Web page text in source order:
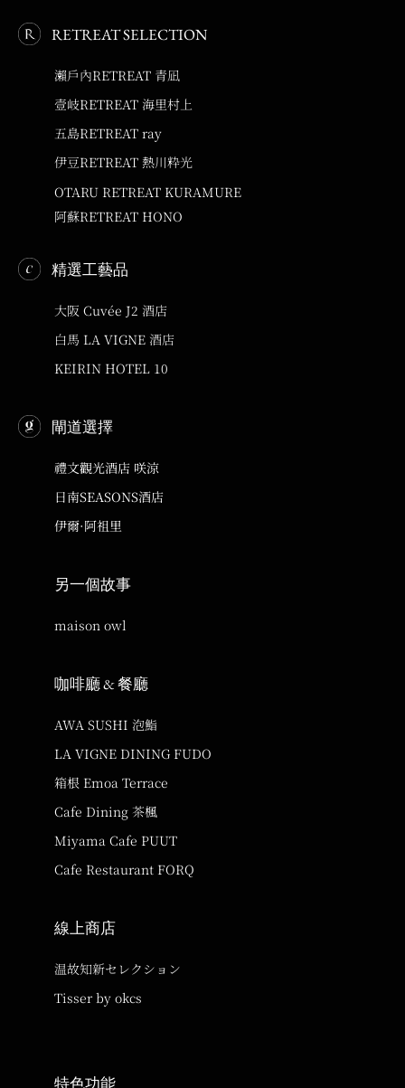
RETREAT SELECTION
瀨戶內RETREAT 青凪
壹岐RETREAT 海里村上
五島RETREAT ray
伊豆RETREAT 熱川粋光
OTARU RETREAT KURAMURE
阿蘇RETREAT HONO
精選工藝品
大阪 Cuvée J2 酒店
白馬 LA VIGNE 酒店
KEIRIN HOTEL 10
閘道選擇
禮文觀光酒店 咲涼
日南SEASONS酒店
伊爾·阿祖里
另一個故事
maison owl
咖啡廳 & 餐廳
AWA SUSHI 泡鮨
LA VIGNE DINING FUDO
箱根 Emoa Terrace
Cafe Dining 茶楓
Miyama Cafe PUUT
Cafe Restaurant FORQ
線上商店
温故知新セレクション
Tisser by okcs
特色功能